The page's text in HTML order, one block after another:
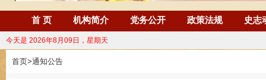
首 页 机构简介 党务公开 政策法规 史志
今天是 2026年8月09日，星期天
首页>通知公告